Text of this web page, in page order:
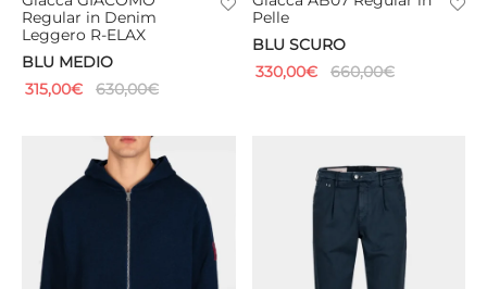
Regular in Denim
Leggero R-ELAX
BLU MEDIO
315,00€ 630,00€
Pelle
BLU SCURO
330,00€ 660,00€